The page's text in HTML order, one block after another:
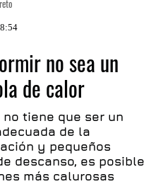
no sea un
de calor
no tiene que ser un
de la
y pequeños
descanso, es posible
más calurosas